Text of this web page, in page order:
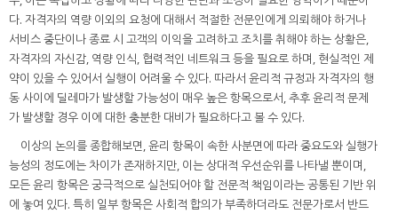
다. 자격자의 역량 이외의 요청에 대해서 적절한 전문인에게 의뢰해야 하거나
서비스 중단이나 종료 시 고객의 이익을 고려하고 조치를 취해야 하는 상황은,
자격자의 자신감, 역량 인식, 협력적인 네트워크 등을 필요로 하며, 현실적인 제
약이 있을 수 있어서 실행이 어려울 수 있다. 따라서 윤리적 규정과 자격자의 행
동 사이에 딜레마가 발생할 가능성이 매우 높은 항목으로서, 추후 윤리적 문제
가 발생할 경우 이에 대한 충분한 대비가 필요하다고 볼 수 있다.
이상의 논의를 종합해보면, 윤리 항목이 속한 사분면에 따라 중요도와 실행가
능성의 정도에는 차이가 존재하지만, 이는 상대적 우선순위를 나타낼 뿐이며,
모든 윤리 항목은 궁극적으로 실천되어야 할 전문적 책임이라는 공통된 기반 위
에 놓여 있다. 특히 일부 항목은 사회적 합의가 부족하더라도 전문가로서 반드